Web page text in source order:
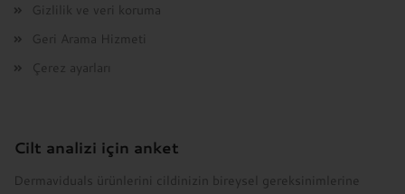
Gizlilik ve veri koruma
Geri Arama Hizmeti
Çerez ayarları
Cilt analizi için anket
Dermaviduals ürünlerini cildinizin bireysel gereksinimlerine